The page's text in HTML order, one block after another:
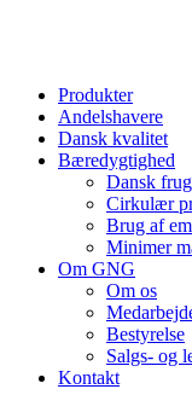
Produkter
Andelshavere
Dansk kvalitet
Bæredygtighed
Dansk
Cirkulær
Brug af
Minimer
Om GNG
Om os
Bestyrelse
Salgs- og
Kontakt